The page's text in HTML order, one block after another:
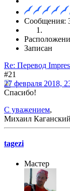
Сообщения:
Записан
Re: Перевод
#21
27 февраля 2018,
Спасибо!
С уважением,
Михаил Каганский
tagezi
Мастер